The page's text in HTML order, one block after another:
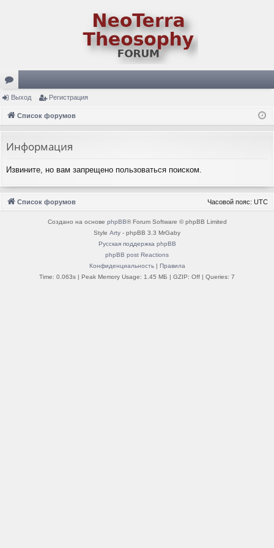
ор
ум
Выход Регистрация
Список форумов
Информация
Извините, но вам запрещено пользоваться поиском.
Список форумов Часовой пояс: UTC
Создано на основе phpBB® Forum Software © phpBB Limited
Style Arty - phpBB 3.3 MrGaby
Русская поддержка phpBB
phpBB post Reactions
Конфиденциальность| Правила
Time: 0.063s | Peak Memory Usage: 1.45 МБ | GZIP: Off | Queries: 7